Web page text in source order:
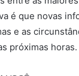
é que novas
e as
próximas horas.